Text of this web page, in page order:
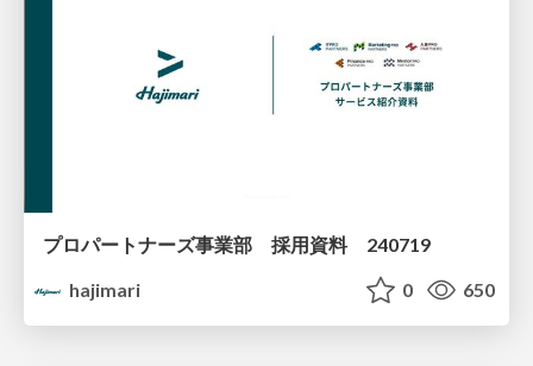
プロパートナーズ事業部 採用資料 240719
hajimari
0 650